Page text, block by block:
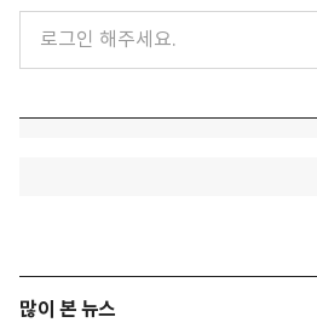
많이 본 뉴스